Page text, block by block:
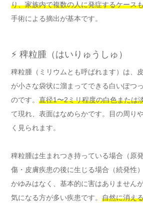
り、家族内で複数の人に発症するケース
手術による摘出が基本です。
⚡ 稗粒腫（はいりゅうしゅ）
稗粒腫（ミリウムとも呼ばれます）は、
が小さな袋状に溜まってできる白いぽつ
のです。 直径1〜2ミリ程度の白色または
て現れ、表面はなめらかです。目の周り
く見られます。
稗粒腫は生まれつき持っている場合（原
傷・皮膚疾患の後に生じる場合（続発性
かゆみはなく、基本的に害はありません
気になる方が多い疾患です。 自然に消え